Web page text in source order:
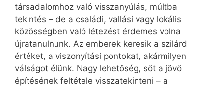
társadalomhoz való visszanyúlás, múltba
tekintés – de a családi, vallási vagy lokális
közösségben való létezést érdemes volna
újratanulnunk. Az emberek keresik a szilárd
értéket, a viszonyítási pontokat, akármilyen
válságot élünk. Nagy lehetőség, sőt a jövő
építésének feltétele visszatekinteni – a